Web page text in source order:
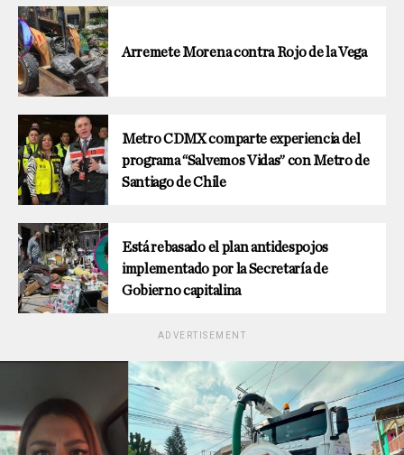
Arremete Morena contra Rojo de la Vega
Metro CDMX comparte experiencia del
programa “Salvemos Vidas” con Metro de
Santiago de Chile
Está rebasado el plan antidespojos
implementado por la Secretaría de
Gobierno capitalina
ADVERTISEMENT